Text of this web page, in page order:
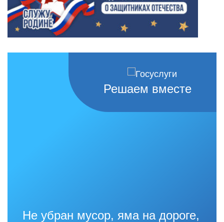
Решаем вместе
Не убран мусор, яма на дороге,